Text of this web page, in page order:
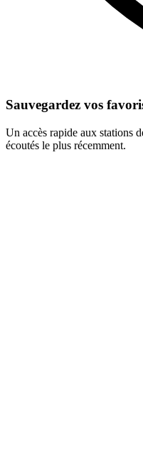
Sauvegardez vos
Un accès rapide aux stations
écoutés le plus récemment.